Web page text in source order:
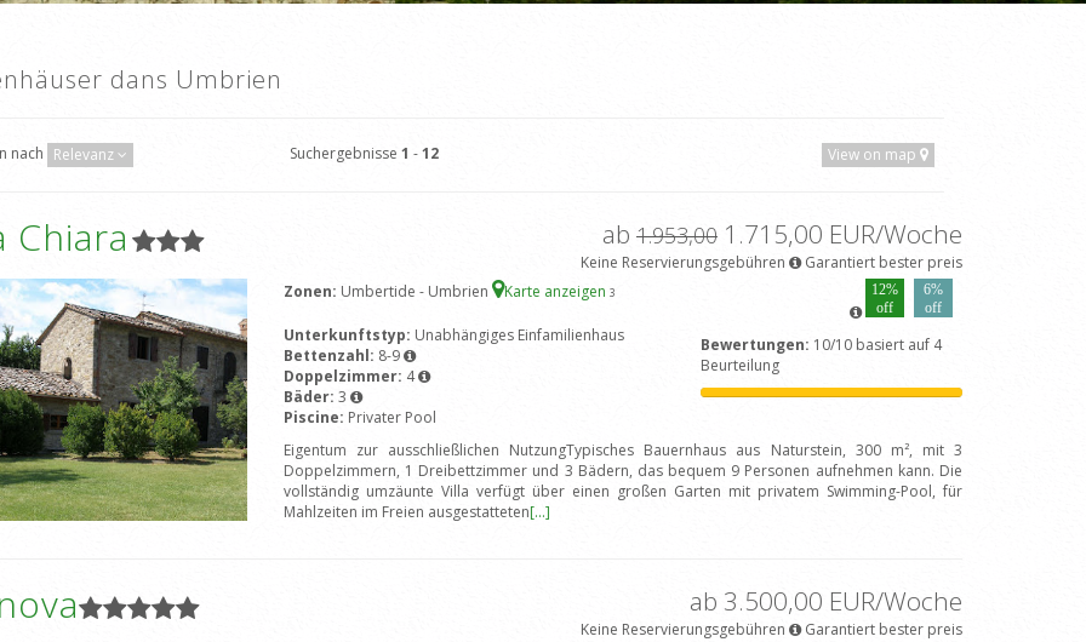
dans Umbrien
nach Relevanz Suchergebnisse 1 -12 View on map
Chiara ab 1.953,00 1.715,00 EUR/Woche
Keine Reservierungsgebühren
Garantiert bester preis
Zonen: Umbertide - Umbrien Karte anzeigen 3
12%
off
6%
off
Unterkunftstyp: Unabhängiges Einfamilienhaus
Bettenzahl: 8-9
Doppelzimmer: 4
Bäder: 3
Piscine: Privater Pool
Bewertungen: 10/10 basiert auf 4
Beurteilung
Eigentum zur ausschließlichen NutzungTypisches Bauernhaus aus Naturstein, 300 m², mit 3
Doppelzimmern, 1 Dreibettzimmer und 3 Bädern, das bequem 9 Personen aufnehmen kann. Die
vollständig umzäunte Villa verfügt über einen großen Garten mit privatem Swimming-Pool, für
Mahlzeiten im Freien ausgestatteten[...]
ab 3.500,00 EUR/Woche
Keine Reservierungsgebühren
Garantiert bester preis